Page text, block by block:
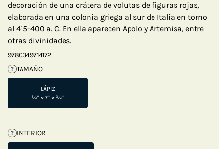
decoración de una crátera de volutas de figuras rojas,
elaborada en una colonia griega al sur de Italia en torno
al 415-400 a. C. En ella aparecen Apolo y Artemisa, entre
otras divinidades.
9780349714172
? TAMAÑO
LÁPIZ
¼" × 7" × ¾"
? INTERIOR